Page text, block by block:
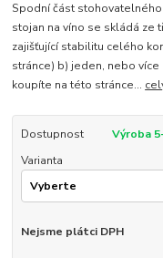
Spodní část
stojan na víno se skládá ze
zajišťující stabilitu celého
stránce) b) jeden, nebo
koupíte na této stránce...
Dostupnost
Výroba
Varianta
Nejsme plátci DPH